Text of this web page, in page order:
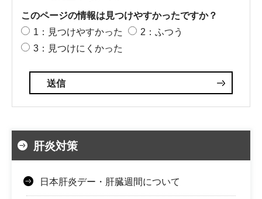
このページの情報は見つけやすかったですか？
1：見つけやすかった
2：ふつう
3：見つけにくかった
肝炎対策
日本肝炎デー・肝臓週間について